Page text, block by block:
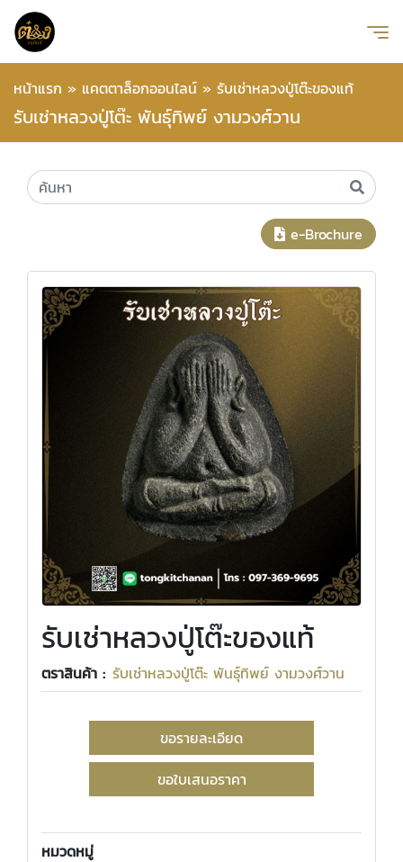
หน้าแรก » แคตตาล็อกออนไลน์ » รับเช่าหลวงปู่โต๊ะของแท้
รับเช่าหลวงปู่โต๊ะ พันธุ์ทิพย์ งามวงศ์วาน
e-Brochure
รับเช่าหลวงปู่โต๊ะของแท้
ตราสินค้า : รับเช่าหลวงปู่โต๊ะ พันธุ์ทิพย์ งามวงศ์วาน
ขอรายละเอียด
ขอใบเสนอราคา
หมวดหมู่